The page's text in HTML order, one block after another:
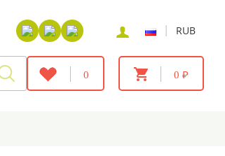
| RUB
0 0 ₽